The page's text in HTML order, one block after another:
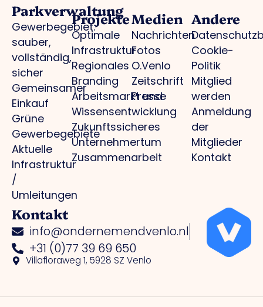
Parkverwaltung
Gewerbegebiet:
sauber,
vollständig,
sicher
Gemeinsamer
Einkauf
Grüne
Gewerbegebiete
Aktuelle
Infrastruktur
/
Umleitungen
Projekte
Optimale
Infrastruktur
Regionales
Branding
Arbeitsmarkt und
Wissensentwicklung
Zukunftssicheres
Unternehmertum
Zusammenarbeit
Medien
Nachrichten
Fotos
O.Venlo
Zeitschrift
Presse
Andere
Cookie-
Politik
Mitglied
werden
Anmeldung
der
Mitglieder
Kontakt
Kontakt
info@ondernemendvenlo.nl
+31 (0)77 39 69 650
Villafloraweg 1, 5928 SZ Venlo